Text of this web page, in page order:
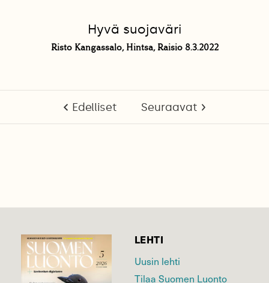
Hyvä suojaväri
Risto Kangassalo, Hintsa, Raisio 8.3.2022
Edelliset Seuraavat
LEHTI
Uusin lehti
Tilaa Suomen Luonto